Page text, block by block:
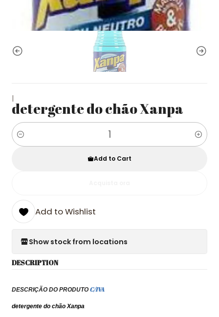
|
detergente do chão Xanpa
Quantity
Add to Cart
Add to Wishlist
Show stock from locations
DESCRIPTION
DESCRIÇÃO DO PRODUTO C/IVA
detergente do chão Xanpa